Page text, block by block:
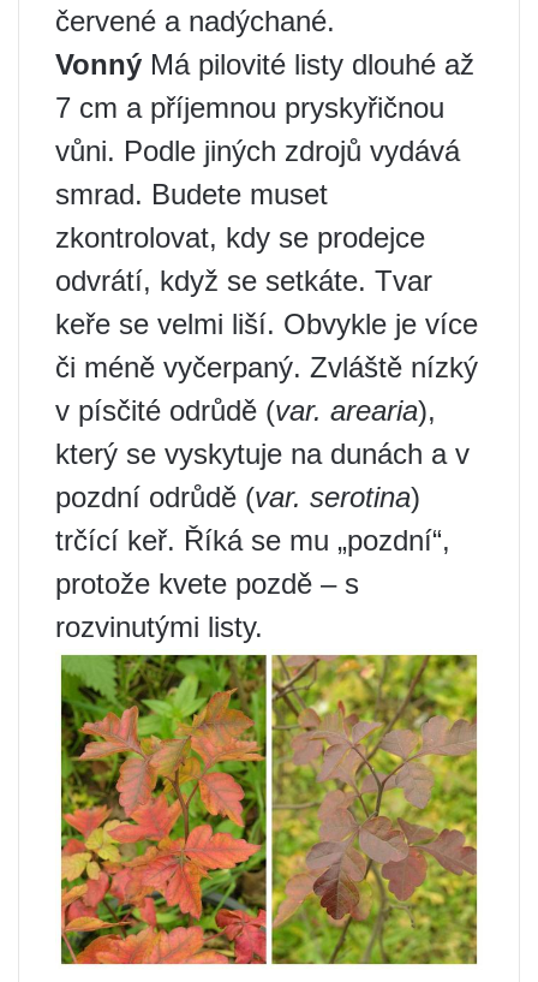
červené a nadýchané.
Vonný Má pilovité listy dlouhé až
7 cm a příjemnou pryskyřičnou
vůni. Podle jiných zdrojů vydává
smrad. Budete muset
zkontrolovat, kdy se prodejce
odvrátí, když se setkáte. Tvar
keře se velmi liší. Obvykle je více
či méně vyčerpaný. Zvláště nízký
v písčité odrůdě (var. arearia),
který se vyskytuje na dunách a v
pozdní odrůdě (var. serotina)
trčící keř. Říká se mu „pozdní“,
protože kvete pozdě – s
rozvinutými listy.